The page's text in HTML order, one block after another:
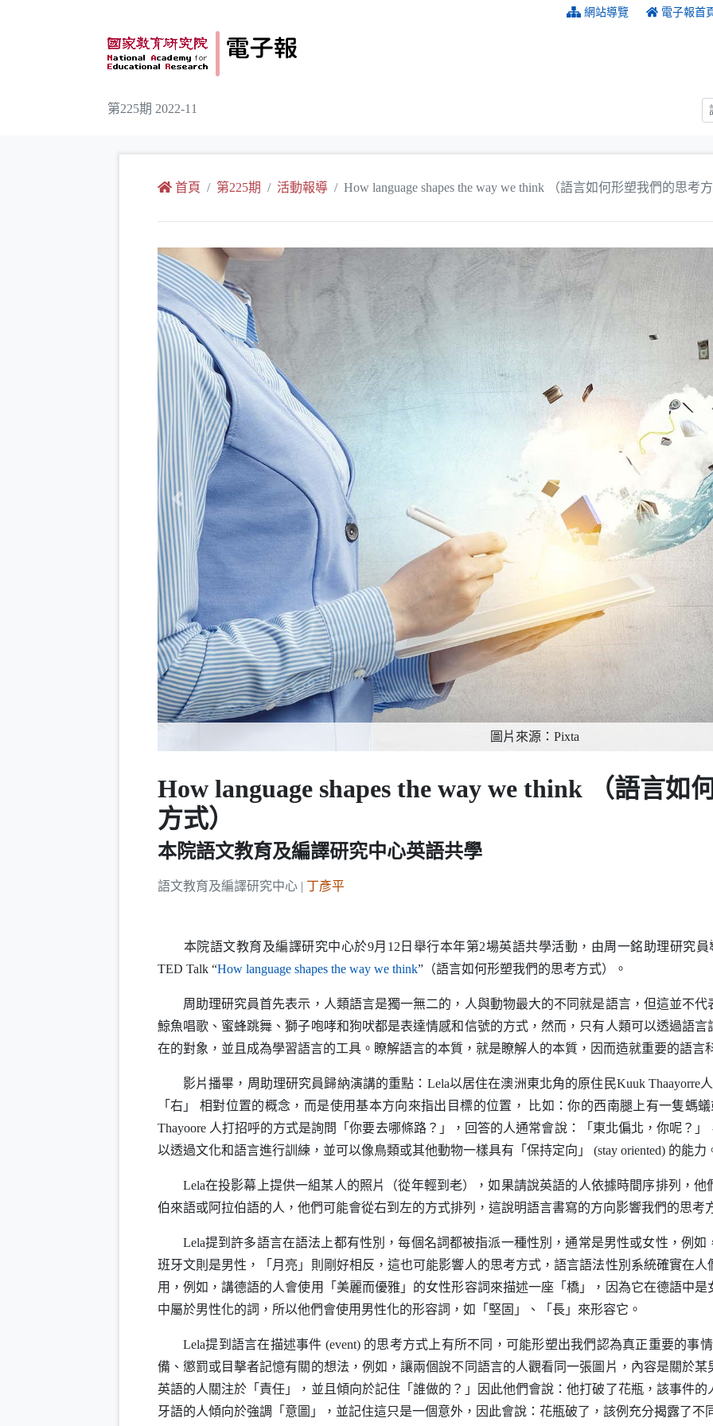
網站導覽 電子報首
第225期 2022-11
首頁 第225期 活動報導 How language shapes the way we think （語言如何形塑我們的思考
圖片來源：Pixta
Previous
How language shapes the way we think （語言如
方式）
本院語文教育及編譯研究中心英語共學
語文教育及編譯研究中心 | 丁彥平
本院語文教育及編譯研究中心於9月12日舉行本年第2場英語共學活動，由周一銘助理研究
TED Talk“How language shapes the way we think（另開新視窗）
”（語言如何形塑我們的思考方式）。
周助理研究員首先表示，人類語言是獨一無二的，人與動物最大的不同就是語言，但這並不代
鯨魚唱歌、蜜蜂跳舞、獅子咆哮和狗吠都是表達情感和信號的方式，然而，只有人類可以透過語
在的對象，並且成為學習語言的工具。瞭解語言的本質，就是瞭解人的本質，因而造就重要的語言
影片播畢，周助理研究員歸納演講的重點： Lela以居住在澳洲東北角的原住民Kuuk Thaayorre
「右」 相對位置的概念，而是使用基本方向來指出目標的位置， 比如：你的西南腿上有一隻螞
Thayoore人打招呼的方式是詢問「你要去哪條路？」，回答的人通常會說：「東北偏北，你呢？
以透過文化和語言進行訓練，並可以像鳥類或其他動物一樣具有「保持定向」 (stay oriented)的能力
Lela在投影幕上提供一組某人的照片（從年輕到老），如果請說英語的人依據時間序排列，
伯來語或阿拉伯語的人，他們可能會從右到左的方式排列，這說明語言書寫的方向影響我們的思考
Lela提到許多語言在語法上都有性別，每個名詞都被指派一種性別，通常是男性或女性，例
班牙文則是男性，「月亮」則剛好相反，這也可能影響人的思考方式，語言語法性別系統確實在
用，例如，講德語的人會使用「美麗而優雅」的女性形容詞來描述一座「橋」，因為它在德語中
中屬於男性化的詞，所以他們會使用男性化的形容詞，如「堅固」、「長」來形容它。
Lela提到語言在描述事件 (event)的思考方式上有所不同，可能形塑出我們認為真正重要的事
備、懲罰或目擊者記憶有關的想法，例如，讓兩個說不同語言的人觀看同一張圖片，內容是關於
英語的人關注於「責任」，並且傾向於記住「誰做的？」因此他們會說：他打破了花瓶，該事件
牙語的人傾向於強調「意圖」，並記住這只是一個意外，因此會說：花瓶破了，該例充分揭露了不